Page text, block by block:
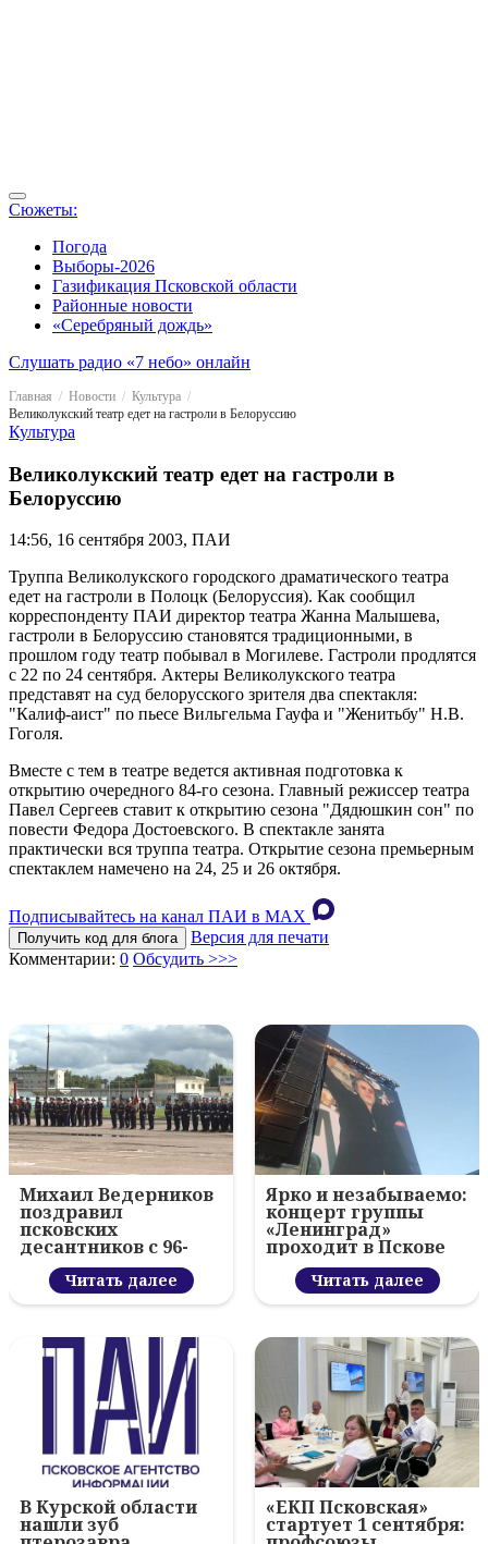
Сюжеты:
Погода
Выборы-2026
Газификация Псковской области
Районные новости
«Серебряный дождь»
Слушать радио «7 небо» онлайн
Главная Новости
Культура
Великолукский театр едет на гастроли в Белоруссию
Культура
Великолукский театр едет на гастроли в
Белоруссию
14:56, 16 сентября 2003, ПАИ
Труппа Великолукского городского драматического театра
едет на гастроли в Полоцк (Белоруссия). Как сообщил
корреспонденту ПАИ директор театра Жанна Малышева,
гастроли в Белоруссию становятся традиционными, в
прошлом году театр побывал в Могилеве. Гастроли продлятся
с 22 по 24 сентября. Актеры Великолукского театра
представят на суд белорусского зрителя два спектакля:
"Калиф-аист" по пьесе Вильгельма Гауфа и "Женитьбу" Н.В.
Гоголя.
Вместе с тем в театре ведется активная подготовка к
открытию очередного 84-го сезона. Главный режиссер театра
Павел Сергеев ставит к открытию сезона "Дядюшкин сон" по
повести Федора Достоевского. В спектакле занята
практически вся труппа театра. Открытие сезона премьерным
спектаклем намечено на 24, 25 и 26 октября.
Подписывайтесь на канал ПАИ в MAХ
Получить код для блога
Версия для печати
Комментарии: 0 Обсудить >>>
Михаил Ведерников
поздравил
псковских
десантников с 96-
летием ВДВ и
вручил награды
Читать далее
Ярко и незабываемо:
концерт группы
«Ленинград»
проходит в Пскове
Читать далее
В Курской области
нашли зуб
«ЕКП Псковская»
стартует 1 сентября: